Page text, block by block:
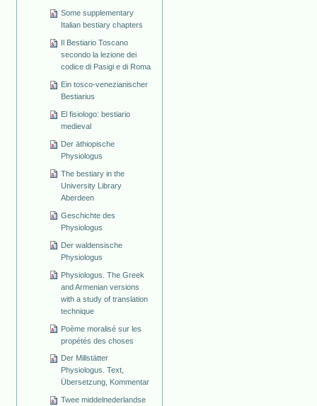
Some supplementary
Italian bestiary chapters
Il Bestiario Toscano
secondo la lezione dei
codice di Pasigi e di Roma
Ein tosco-venezianischer
Bestiarius
El fisiologo: bestiario
medieval
Der äthiopische
Physiologus
The bestiary in the
University Library
Aberdeen
Geschichte des
Physiologus
Der waldensische
Physiologus
Physiologus. The Greek
and Armenian versions
with a study of translation
technique
Poème moralisé sur les
propétés des choses
Der Millstätter
Physiologus. Text,
Übersetzung, Kommentar
Twee middelnederlandse